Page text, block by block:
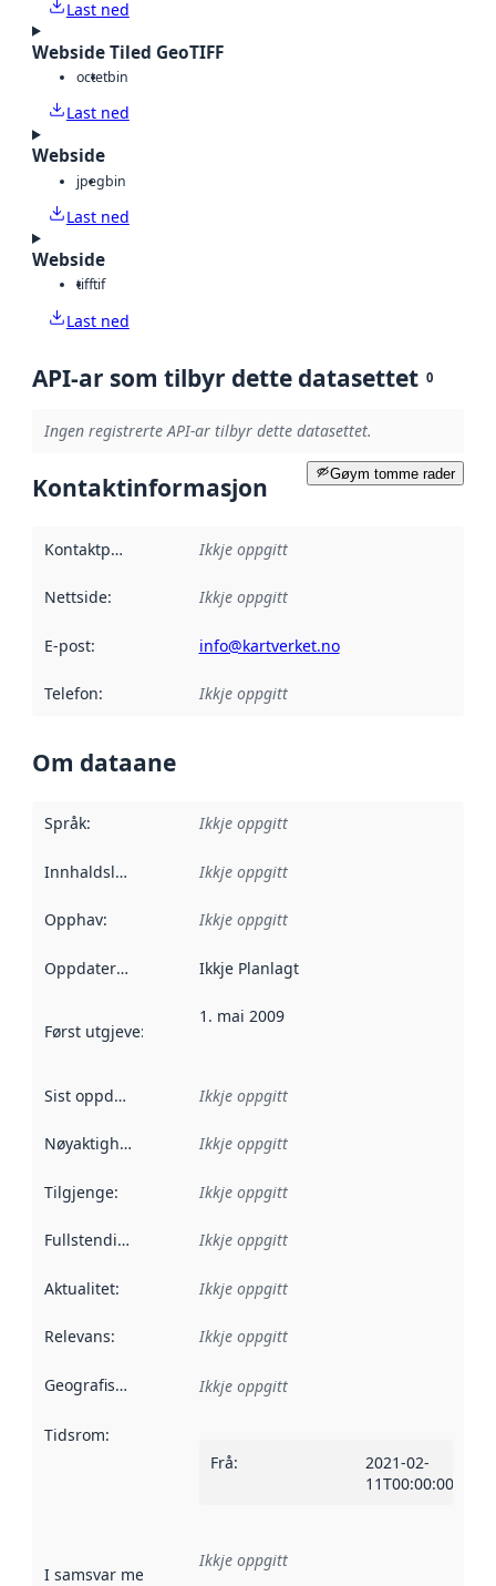
Last ned
Webside Tiled GeoTIFF
octetbin
Last ned
Webside
jpegbin
Last ned
Webside
tifftif
Last ned
API-ar som tilbyr dette datasettet 0
Ingen registrerte API-ar tilbyr dette datasettet.
Gøym tomme rader
Kontaktinformasjon
Kontaktpunkt Ikkje oppgitt
Nettside: Ikkje oppgitt
E-post: info@kartverket.no
Telefon: Ikkje oppgitt
Om dataane
Språk: Ikkje oppgitt
Innhaldsleverandørar :
Ikkje oppgitt
Opphav: Ikkje oppgitt
Oppdateringsfrekvens :
Ikkje Planlagt
Først utgjeve:
1. mai 2009
Sist oppdatert Ikkje oppgitt
Nøyaktigheit Ikkje oppgitt
Tilgjenge: Ikkje oppgitt
Fullstendigheit Ikkje oppgitt
Aktualitet: Ikkje oppgitt
Relevans: Ikkje oppgitt
Geografisk område Ikkje oppgitt
Tidsrom:
Frå:
2021-02-
11T00:00:00Z
I samsvar med Referanse til ei implementeringsregel eller
Ikkje oppgitt